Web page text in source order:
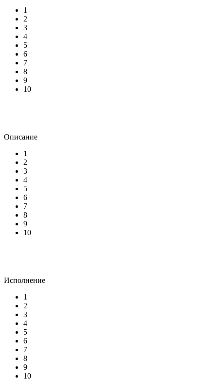
1
2
3
4
5
6
7
8
9
10
Описание
1
2
3
4
5
6
7
8
9
10
Исполнение
1
2
3
4
5
6
7
8
9
10